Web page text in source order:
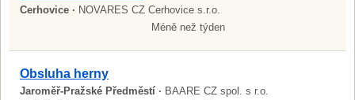
Cerhovice · NOVARES CZ Cerhovice s.r.o.
Méně než týden
Obsluha herny
Jaroměř-Pražské Předměstí · BAARE CZ spol. s r.o.